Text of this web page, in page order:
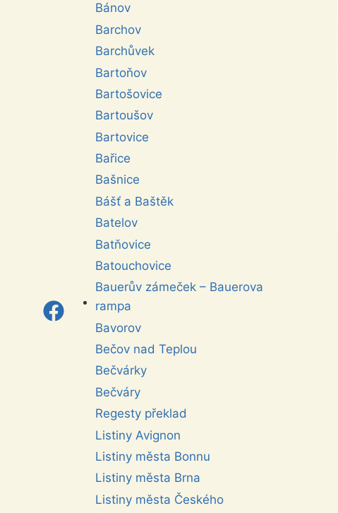
Bánov
Barchov
Barchůvek
Bartoňov
Bartošovice
Bartoušov
Bartovice
Bařice
Bašnice
Bášť a Baštěk
Batelov
Batňovice
Batouchovice
Bauerův zámeček – Bauerova
rampa
Bavorov
Bečov nad Teplou
Bečvárky
Bečváry
Regesty překlad
Listiny Avignon
Listiny města Bonnu
Listiny města Brna
Listiny města Českého